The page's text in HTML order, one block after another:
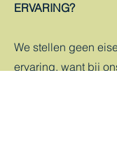
ERVARING?
We stellen geen
ervaring, want bij